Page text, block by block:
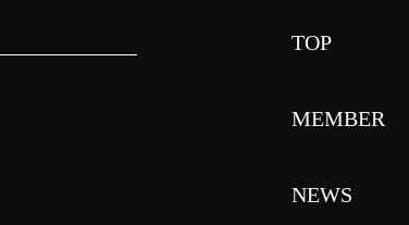
TOP
MEMBER
NEWS